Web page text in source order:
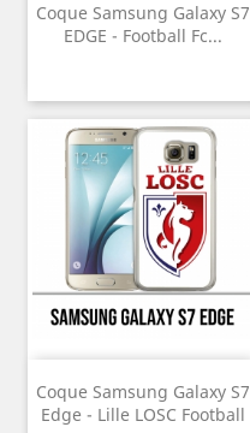
Coque Samsung Galaxy S7
EDGE - Football Fc...
Coque Samsung Galaxy S7
Edge - Lille LOSC Football